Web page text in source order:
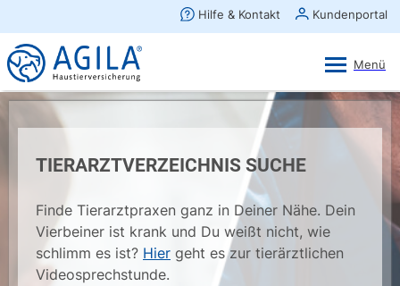
TIERARZTVERZEICHNIS SUCHE
Finde Tierarztpraxen ganz in Deiner Nähe. Dein
Vierbeiner ist krank und Du weißt nicht, wie
schlimm es ist? Hier geht es zur tierärztlichen
Videosprechstunde.
×
AGILA Kunden-App
Gratis - Im Play Store laden
Ansehen